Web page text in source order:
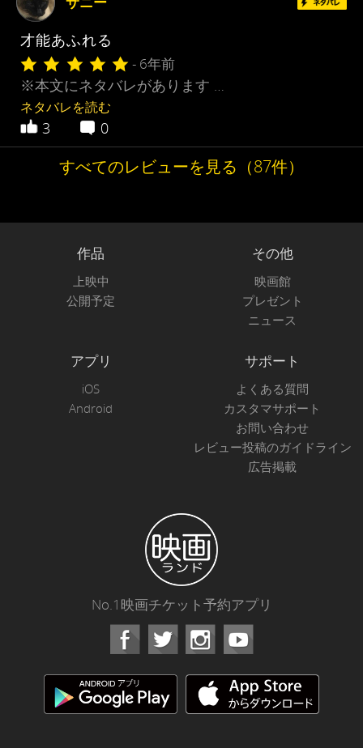
才能あふれる
- 6年前
※本文にネタバレがあります …
ネタバレを読む
3 0
すべてのレビューを見る（87件）
作品
上映中
公開予定
その他
映画館
プレゼント
ニュース
アプリ
iOS
Android
サポート
よくある質問
カスタマサポート
お問い合わせ
レビュー投稿のガイドライン
広告掲載
No.1映画チケット予約アプリ
Facebook Instagram